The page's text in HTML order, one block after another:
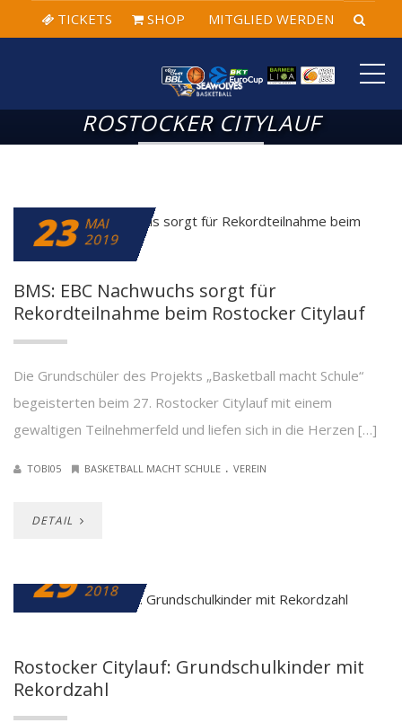
TICKETS SHOP MITGLIED WERDEN
ROSTOCKER CITYLAUF
23 MAI
2019
BMS: EBC Nachwuchs sorgt für
Rekordteilnahme beim Rostocker Citylauf
Die Grundschüler des Projekts „Basketball macht Schule“
begeisterten beim 27. Rostocker Citylauf mit einem
gewaltigen Teilnehmerfeld und liefen sich in die Herzen […]
TOBI05 BASKETBALL MACHT SCHULE . VEREIN
DETAIL
29 2018
Rostocker Citylauf: Grundschulkinder mit
Rekordzahl